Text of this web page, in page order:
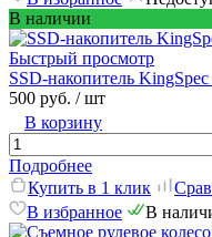
В наличии
Быстрый просмотр
SSD-накопитель
500 руб. / шт
В корзину
Подробнее
Купить в 1 клик
В избранное
В